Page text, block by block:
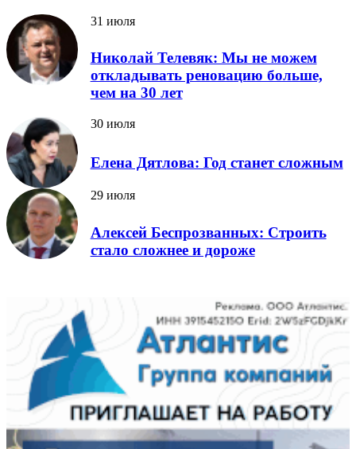
31 июля
Николай Телевяк: Мы не можем
откладывать реновацию больше,
чем на 30 лет
30 июля
Елена Дятлова: Год станет сложным
29 июля
Алексей Беспрозванных: Строить
стало сложнее и дороже